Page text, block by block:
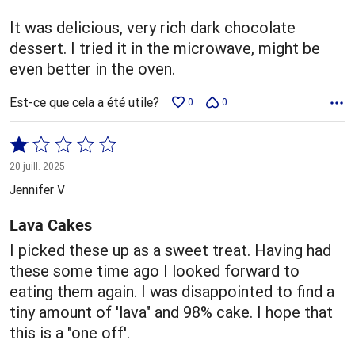
It was delicious, very rich dark chocolate
dessert. I tried it in the microwave, might be
even better in the oven.
Est-ce que cela a été utile? 0 0
Coté
1 sur
5
20 juill. 2025
Jennifer V
Lava Cakes
I picked these up as a sweet treat. Having had
these some time ago I looked forward to
eating them again. I was disappointed to find a
tiny amount of 'lava" and 98% cake. I hope that
this is a "one off'.